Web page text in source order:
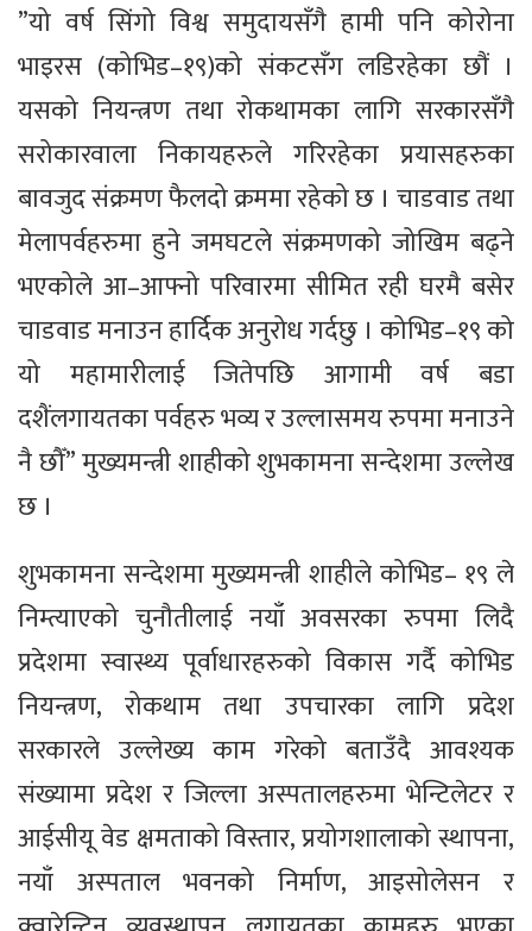
”यो वर्ष सिंगो विश्व समुदायसँगै हामी पनि कोरोना
भाइरस (कोभिड–१९)को संकटसँग लडिरहेका छौं ।
यसको नियन्त्रण तथा रोकथामका लागि सरकारसँगै
सरोकारवाला निकायहरुले गरिरहेका प्रयासहरुका
बावजुद संक्रमण फैलदो क्रममा रहेको छ । चाडवाड तथा
मेलापर्वहरुमा हुने जमघटले संक्रमणको जोखिम बढ्ने
भएकोले आ–आफ्नो परिवारमा सीमित रही घरमै बसेर
चाडवाड मनाउन हार्दिक अनुरोध गर्दछु । कोभिड–१९ को
यो महामारीलाई जितेपछि आगामी वर्ष बडा
दशैंलगायतका पर्वहरु भव्य र उल्लासमय रुपमा मनाउने
नै छौँ” मुख्यमन्त्री शाहीको शुभकामना सन्देशमा उल्लेख
छ ।
शुभकामना सन्देशमा मुख्यमन्त्री शाहीले कोभिड– १९ ले
निम्त्याएको चुनौतीलाई नयाँ अवसरका रुपमा लिदै
प्रदेशमा स्वास्थ्य पूर्वाधारहरुको विकास गर्दै कोभिड
नियन्त्रण, रोकथाम तथा उपचारका लागि प्रदेश
सरकारले उल्लेख्य काम गरेको बताउँदै आवश्यक
संख्यामा प्रदेश र जिल्ला अस्पतालहरुमा भेन्टिलेटर र
आईसीयू वेड क्षमताको विस्तार, प्रयोगशालाको स्थापना,
नयाँ अस्पताल भवनको निर्माण, आइसोलेसन र